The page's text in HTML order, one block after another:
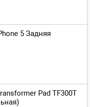
5 Задняя
Pad TF300T